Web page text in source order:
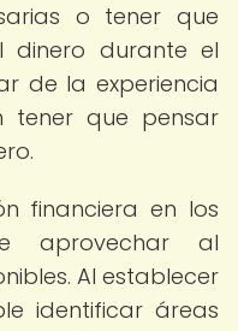
o tener que
dinero durante el
de la experiencia
tener que pensar
financiera en los
aprovechar al
Al establecer
identificar áreas